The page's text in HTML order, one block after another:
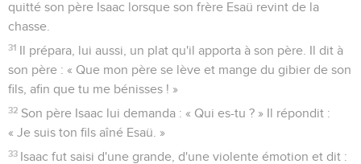
quitté son père Isaac lorsque son frère Esaü revint de la
chasse.
31 Il prépara, lui aussi, un plat qu'il apporta à son père. Il dit à
son père : « Que mon père se lève et mange du gibier de son
fils, afin que tu me bénisses ! »
32 Son père Isaac lui demanda : « Qui es-tu ? » Il répondit :
« Je suis ton fils aîné Esaü. »
33 Isaac fut saisi d'une grande, d'une violente émotion et dit :